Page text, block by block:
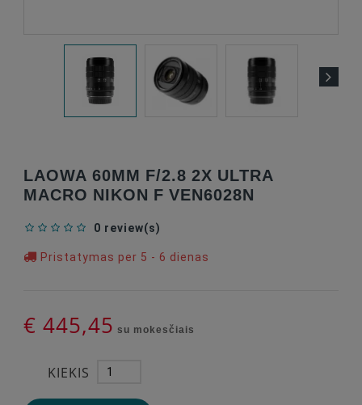
LAOWA 60MM F/2.8 2X ULTRA
MACRO NIKON F VEN6028N
0 review(s)
Pristatymas per 5 - 6 dienas
€ 445,45 su mokesčiais
KIEKIS